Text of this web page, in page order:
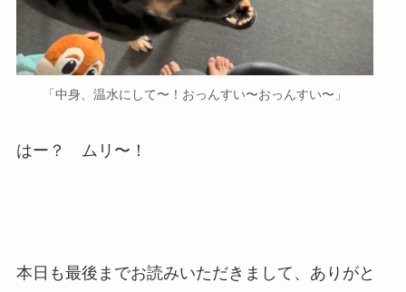
「中身、温水にして〜！おっんすい〜おっんすい〜」
はー？ ムリ〜！
本日も最後までお読みいただきまして、ありがと